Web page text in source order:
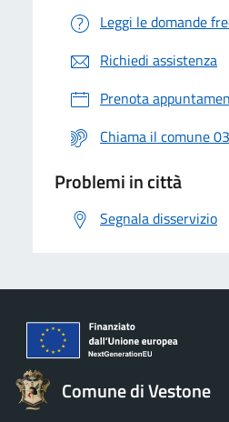
Leggi le domande
Richiedi assistenza
Prenota
Chiama il comune
Problemi in città
Segnala disservizio
Comune di Vestone